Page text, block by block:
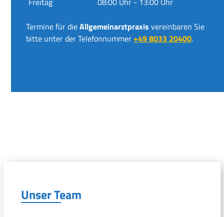
Termine für dieAllgemeinarztpraxis vereinbaren Sie
bitte unter der Telefonnummer+49 8033 20400.
Unser Team